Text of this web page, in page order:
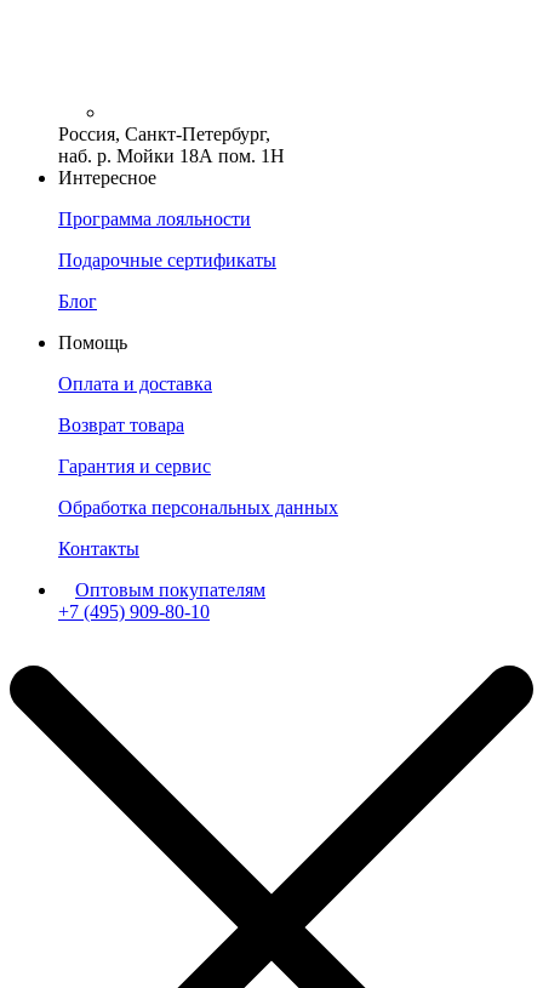
Россия, Санкт-Петербург,
наб. р. Мойки 18А пом. 1Н
Интересное
Программа лояльности
Подарочные сертификаты
Блог
Помощь
Оплата и доставка
Возврат товара
Гарантия и сервис
Обработка персональных данных
Контакты
Оптовым покупателям
+7 (495) 909-80-10